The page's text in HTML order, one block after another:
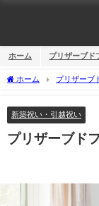
ホーム プリザーブド
ホーム プリザーブ
新築祝い・引越祝い
プリザーブド